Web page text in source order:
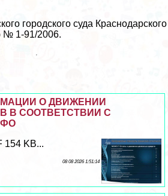
городского суда Краснодарского
№ 1-91/2006.
О ДВИЖЕНИИ
В СООТВЕТСТВИИ С
154 KB...
08 08 2026 1:51:14